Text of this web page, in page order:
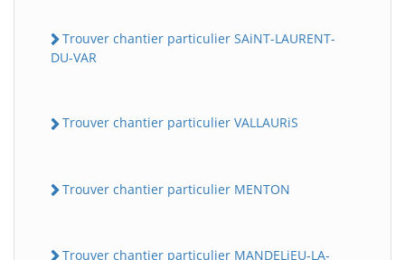
Trouver chantier particulier SAiNT-LAURENT-
DU-VAR
Trouver chantier particulier VALLAURiS
Trouver chantier particulier MENTON
Trouver chantier particulier MANDELiEU-LA-